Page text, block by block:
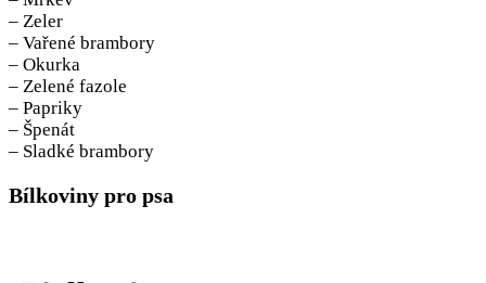
– Zeler
– Vařené brambory
– Okurka
– Zelené fazole
– Papriky
– Špenát
– Sladké brambory
Bílkoviny pro psa